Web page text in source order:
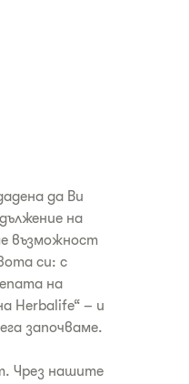
да Ви
на
възможност
си: с
на
Herbalife“ – и
започваме.
Чрез нашите